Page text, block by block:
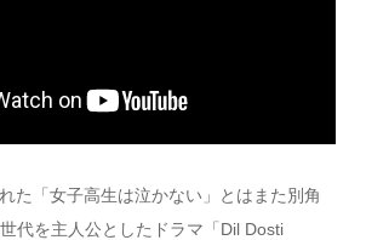
た「女子高生は泣かない」とはまた別角
代を主人公としたドラマ「Dil Dosti